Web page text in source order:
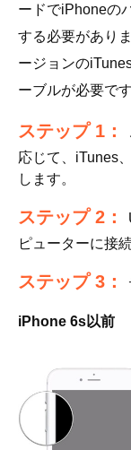
ードでiPhoneの
する必要があり
ージョンの
ーブルが必要です
ステップ 1：
応じて、iTunes
します。
ステップ 2：
ピューターに接
ステップ 3：
iPhone 6s以前